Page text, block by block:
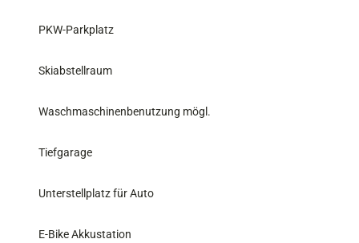
PKW-Parkplatz
Skiabstellraum
Waschmaschinenbenutzung mögl.
Tiefgarage
Unterstellplatz für Auto
E-Bike Akkustation